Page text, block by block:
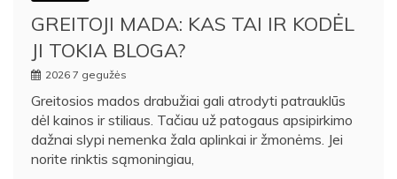
GREITOJI MADA: KAS TAI IR KODĖL
JI TOKIA BLOGA?
2026 7 gegužės
Greitosios mados drabužiai gali atrodyti patrauklūs
dėl kainos ir stiliaus. Tačiau už patogaus apsipirkimo
dažnai slypi nemenka žala aplinkai ir žmonėms. Jei
norite rinktis sąmoningiau,